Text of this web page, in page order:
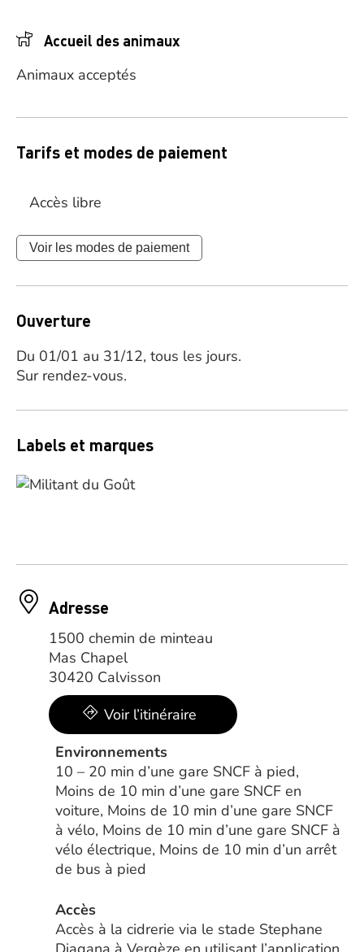
Accueil des animaux
Animaux acceptés
Tarifs et modes de paiement
Accès libre
Voir les modes de paiement
Ouverture
Du 01/01 au 31/12, tous les jours.
Sur rendez-vous.
Labels et marques
Adresse
1500 chemin de minteau
Mas Chapel
30420 Calvisson
Voir l’itinéraire
Environnements
10 – 20 min d’une gare SNCF à pied,
Moins de 10 min d’une gare SNCF en
voiture, Moins de 10 min d’une gare SNCF
à vélo, Moins de 10 min d’une gare SNCF à
vélo électrique, Moins de 10 min d’un arrêt
de bus à pied
Accès
Accès à la cidrerie via le stade Stephane